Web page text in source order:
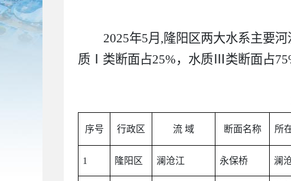
2025年5月,隆阳区两大水系主要
质Ⅰ类断面占25%，水质Ⅲ类断面占
序号 行政区 流 域 断面名称 所
1 隆阳区 澜沧江 永保桥 澜